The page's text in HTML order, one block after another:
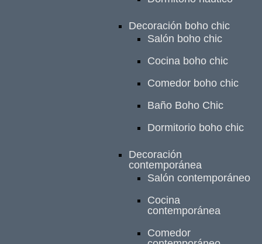
Decoración boho chic
Salón boho chic
Cocina boho chic
Comedor boho chic
Baño Boho Chic
Dormitorio boho chic
Decoración
contemporánea
Salón contemporáneo
Cocina
contemporánea
Comedor